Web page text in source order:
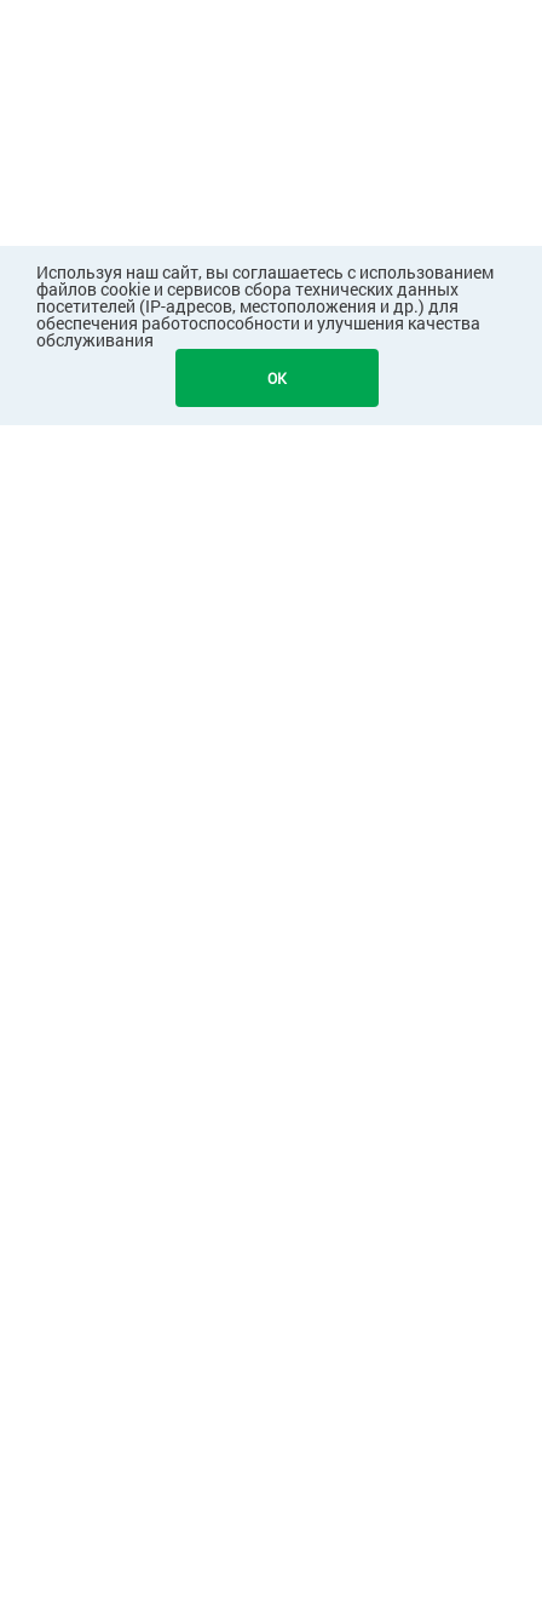
В КОРЗИНУ 33
Используя наш сайт, вы соглашаетесь с использованием
файлов cookie и сервисов сбора технических данных
посетителей (IP-адресов, местоположения и др.) для
обеспечения работоспособности и улучшения качества
обслуживания
OK